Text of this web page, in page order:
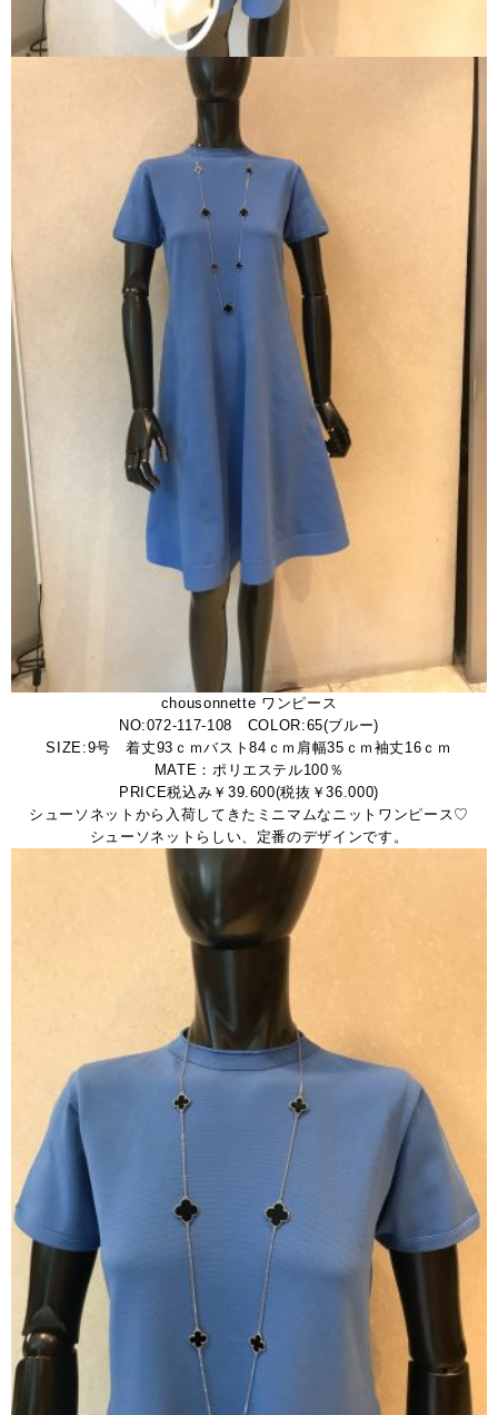
chousonnette ワンピース
NO:072-117-108 COLOR:65(ブルー)
SIZE:9号 着丈93ｃｍバスト84ｃｍ肩幅35ｃｍ袖丈16ｃｍ
MATE：ポリエステル100％
PRICE税込み￥39.600(税抜￥36.000)
シューソネットから入荷してきたミニマムなニットワンピース♡
シューソネットらしい、定番のデザインです。